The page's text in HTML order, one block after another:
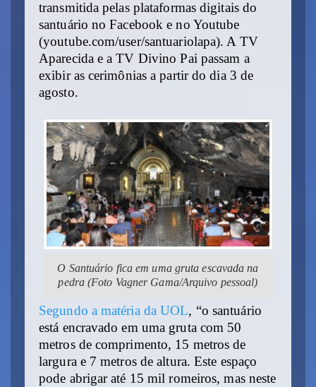
transmitida pelas plataformas digitais do
santuário no Facebook e no Youtube
(youtube.com/user/santuariolapa). A TV
Aparecida e a TV Divino Pai passam a
exibir as cerimônias a partir do dia 3 de
agosto.
O Santuário fica em uma gruta escavada na
pedra (Foto Vagner Gama/Arquivo pessoal)
Segundo a matéria da UOL, “o santuário
está encravado em uma gruta com 50
metros de comprimento, 15 metros de
largura e 7 metros de altura. Este espaço
pode abrigar até 15 mil romeiros, mas neste